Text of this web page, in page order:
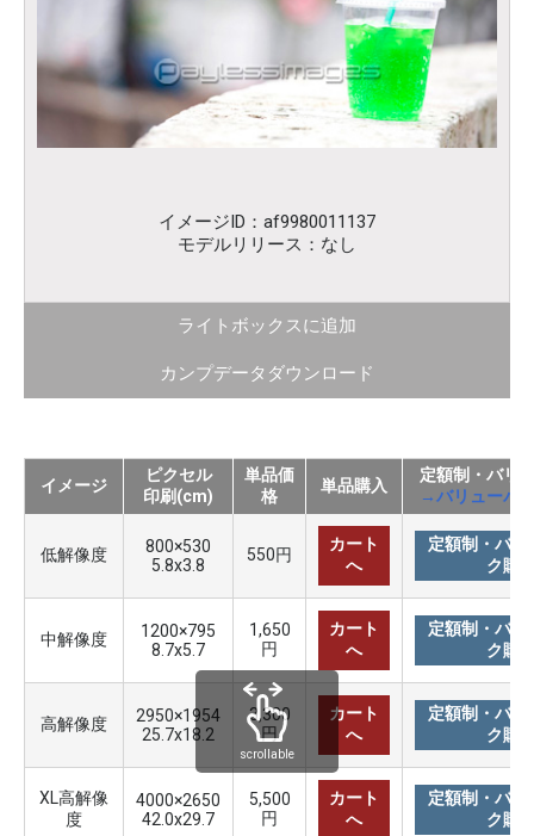
イメージID：af9980011137
モデルリリース：なし
ライトボックスに追加
カンプデータダウンロード
イメージ
ピクセル
印刷(cm)
単品価
格
単品購入
定額制・バリ
→バリューパ
低解像度
800×530
5.8x3.8
550円
カート
へ
定額制・バリ
ク購
中解像度
1200×795
8.7x5.7
1,650
円
カート
へ
定額制・バリ
ク購
高解像度
2950×1954
25.7x18.2
3,300
円
カート
へ
定額制・バリ
ク購
XL高解像
度
4000×2650
42.0x29.7
5,500
円
カート
へ
定額制・バリ
ク購
scrollable